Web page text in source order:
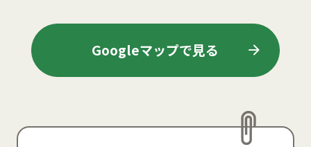
Googleマップで見る arrow_forward